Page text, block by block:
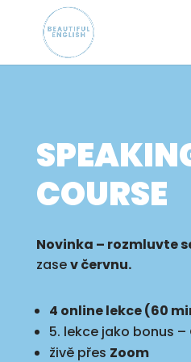
COURSE
Novinka – rozmluvte
zasev červnu.
4 online lekce (60
5. lekce jako bonus –
živě přes Zoom